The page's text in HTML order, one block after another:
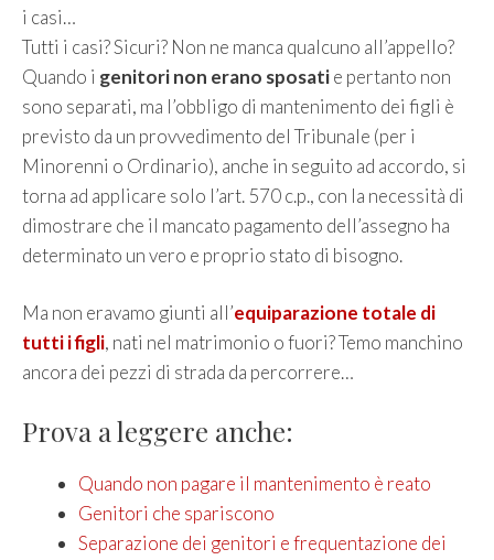
i casi…
Tutti i casi? Sicuri? Non ne manca qualcuno all’appello?
Quando i genitori non erano sposatie pertanto non
sono separati, ma l’obbligo di mantenimento dei figli è
previsto da un provvedimento del Tribunale (per i
Minorenni o Ordinario), anche in seguito ad accordo, si
torna ad applicare solo l’art. 570 c.p., con la necessità di
dimostrare che il mancato pagamento dell’assegno ha
determinato un vero e proprio stato di bisogno.
Ma non eravamo giunti all’equiparazione totale di
tutti i figli, nati nel matrimonio o fuori? Temo manchino
ancora dei pezzi di strada da percorrere…
Prova a leggere anche:
Quando non pagare il mantenimento è reato
Genitori che spariscono
Separazione dei genitori e frequentazione dei